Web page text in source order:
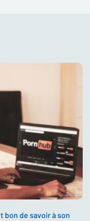
bon de savoir à son